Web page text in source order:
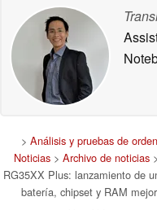
> Análisis y pruebas de
Noticias > Archivo de noticias >
RG35XX Plus: lanzamiento de
batería, chipset y RAM